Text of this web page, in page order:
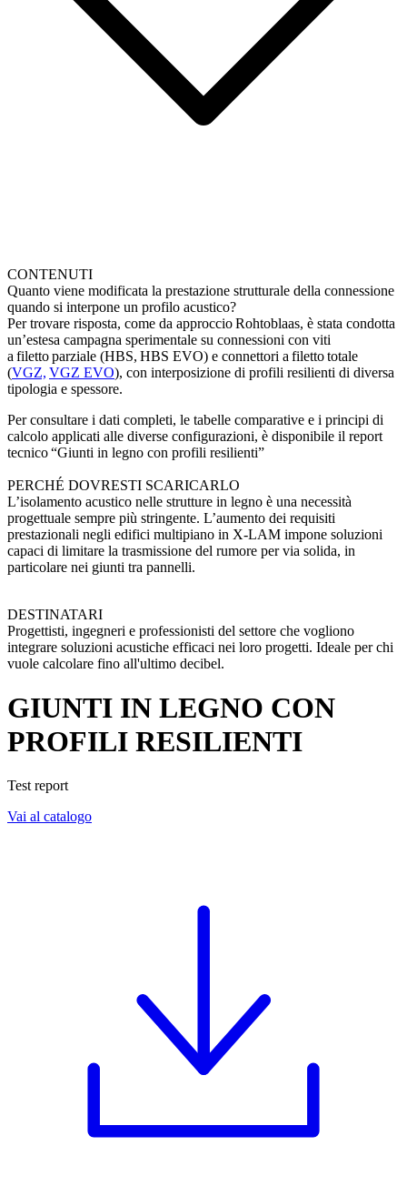
CONTENUTI
Quanto viene modificata la prestazione strutturale della connessione
quando si interpone un profilo acustico?
Per trovare risposta, come da approccio Rohtoblaas, è stata condotta
un’estesa campagna sperimentale su connessioni con viti
a filetto parziale (HBS, HBS EVO) e connettori a filetto totale
(VGZ, VGZ EVO), con interposizione di profili resilienti di diversa
tipologia e spessore.
Per consultare i dati completi, le tabelle comparative e i principi di
calcolo applicati alle diverse configurazioni, è disponibile il report
tecnico “Giunti in legno con profili resilienti”
PERCHÉ DOVRESTI SCARICARLO
L’isolamento acustico nelle strutture in legno è una necessità
progettuale sempre più stringente. L’aumento dei requisiti
prestazionali negli edifici multipiano in X-LAM impone soluzioni
capaci di limitare la trasmissione del rumore per via solida, in
particolare nei giunti tra pannelli.
DESTINATARI
Progettisti, ingegneri e professionisti del settore che vogliono
integrare soluzioni acustiche efficaci nei loro progetti. Ideale per chi
vuole calcolare fino all'ultimo decibel.
GIUNTI IN LEGNO CON
PROFILI RESILIENTI
Test report
Vai al catalogo